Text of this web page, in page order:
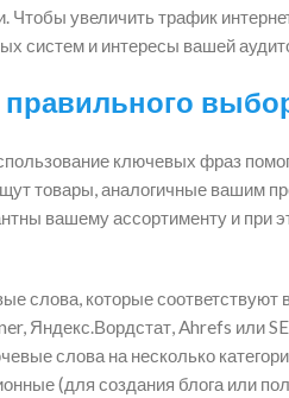
увеличить трафик
систем и интересы вашей
ключевых фраз
товары, аналогичные вашим
вашему ассортименту и при
слова, которые соответствуют
Яндекс.Вордстат, Ahrefs или
слова на несколько
(для создания блога или